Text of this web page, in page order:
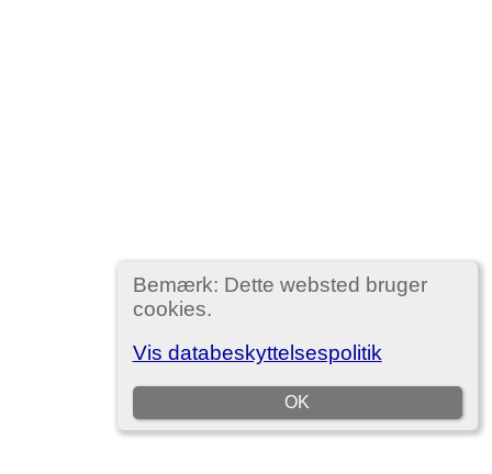
Bemærk: Dette websted bruger
cookies.
Vis databeskyttelsespolitik
OK